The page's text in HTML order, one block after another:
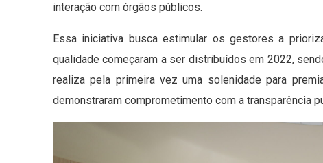
interação com órgãos públicos.
Essa iniciativa busca estimular os gestores a
qualidade começaram a ser distribuídos em 2022,
realiza pela primeira vez uma solenidade para
demonstraram comprometimento com a transparência